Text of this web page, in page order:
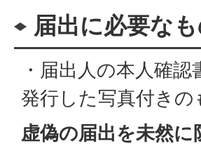
届出に必要な
・届出人の本人確
発行した写真付きの
虚偽の届出を未然